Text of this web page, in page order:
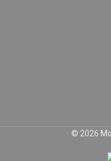
© 2026